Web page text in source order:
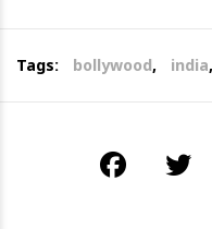
Tags: bollywood, india,